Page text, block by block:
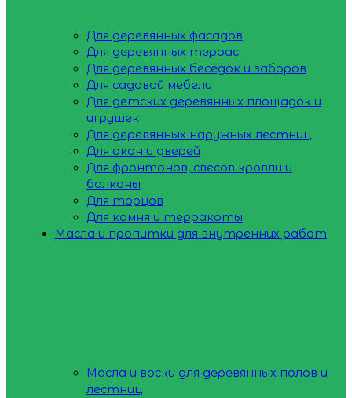
Для деревянных фасадов
Для деревянных террас
Для деревянных беседок и заборов
Для садовой мебели
Для детских деревянных площадок и
игрушек
Для деревянных наружных лестниц
Для окон и дверей
Для фронтонов, свесов кровли и
балконы
Для торцов
Для камня и терракоты
Масла и пропитки для внутренних работ
Масла и воски для деревянных полов и
лестниц